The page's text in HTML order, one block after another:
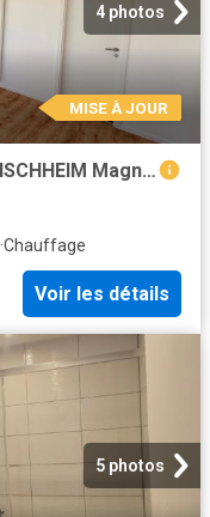
4 photos
MISE À JOUR
Exceptionnel 3 pièces 60.7m² à BISCHHEIM Magnifique 3 pièces 58.5m² meublé à NEUDORF Joli 4 pièces 96m² à Neudorf EXCEPTIONNEL DUPLEX 3 PIÈCES MEUBLÉ EN CENTRE VILLE DE STRASBOURG Exceptionnel 2 pièces 65.4m² au PLAZA Magnifique 2 pièces 51m² en hyper cen
·Chauffage
Voir les détails
5 photos